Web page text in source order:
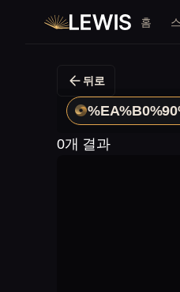
홈
뒤로
0개 결과